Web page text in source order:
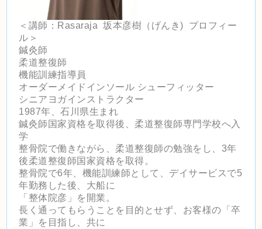
＜講師：Rasaraja 坂本彦樹（げんき) プロフィー
ル＞
鍼灸師
柔道整復師
機能訓練指導員
オーダーメイドインソール シューフィッター
シニアヨガインストラクター
1987年、石川県生まれ
鍼灸師国家資格を取得後、柔道整復師専門学校へ入
学
整骨院で働きながら、柔道整復師の勉強をし、3年
後柔道整復師国家資格を取得。
整骨院で6年、機能訓練師として、デイサービスで5
年勤務した後、大船に
「整体院彦」を開業。
長く通ってもらうことを目的とせず、お客様の「卒
業」を目指し、共に